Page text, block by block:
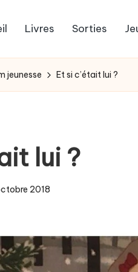
Livres Sorties
jeunesse Et si c’était lui ?
lui ?
2018